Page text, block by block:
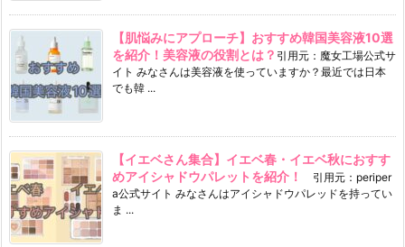
【肌悩みにアプローチ】おすすめ韓国美容液10選
を紹介！美容液の役割とは？ 引用元：魔女工場公式サ
イト みなさんは美容液を使っていますか？最近では日本
でも韓 ...
【イエベさん集合】イエベ春・イエベ秋におすす
めアイシャドウパレットを紹介！
引用元：periper
a公式サイト みなさんはアイシャドウパレッドを持ってい
ま ...